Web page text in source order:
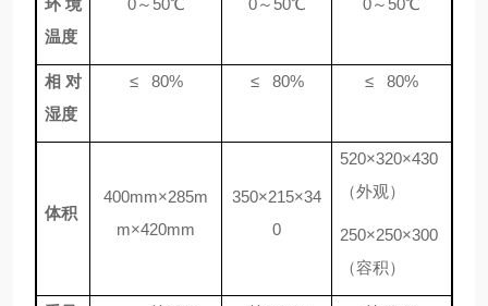
环境
温度
0～50℃ 0～50℃ 0～50℃
相对
湿度
≤80% ≤80% ≤ 80%
体积
400mm×285m
m×420mm
350×215×34
0
520×320×430
（外观）
250×250×300
（容积）